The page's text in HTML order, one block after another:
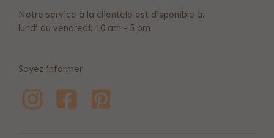
Notre service à la clientèle est disponible à:
lundi au vendredi: 10 am - 5 pm
Soyez informer